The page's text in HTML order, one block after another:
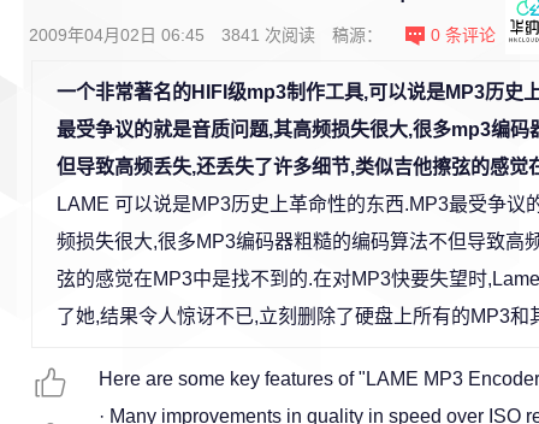
2009年04月02日 06:45 3841 次阅读 稿源： 0 条评论
一个非常著名的HIFI级mp3制作工具,可以说是MP3历史
最受争议的就是音质问题,其高频损失很大,很多mp3编码
但导致高频丢失,还丢失了许多细节,类似吉他擦弦的感觉
LAME 可以说是MP3历史上革命性的东西.MP3最受争议
频损失很大,很多MP3编码器粗糙的编码算法不但导致高
弦的感觉在MP3中是找不到的.在对MP3快要失望时
了她,结果令人惊讶不已,立刻删除了硬盘上所有的MP3
Here are some key features of "LAME MP3
· Many improvements in quality in speed over ISO